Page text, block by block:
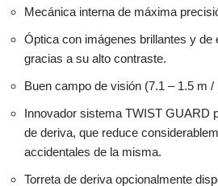
Mecánica interna de máxima
Óptica con imágenes brillantes y de
gracias a su alto contraste.
Buen campo de visión (7.1 – 1.5 m /
Innovador sistema TWIST GUARD
de deriva, que reduce
accidentales de la misma.
Torreta de deriva opcionalmente